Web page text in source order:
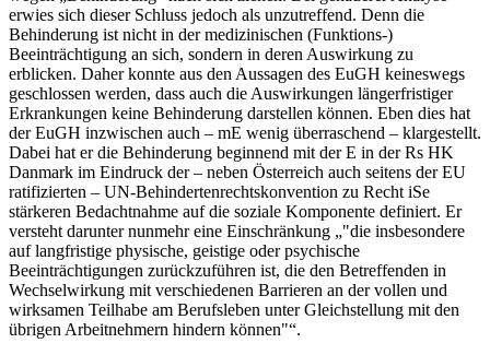
erwies sich dieser Schluss jedoch als unzutreffend. Denn die
Behinderung ist nicht in der medizinischen (Funktions-)
Beeinträchtigung an sich, sondern in deren Auswirkung zu
erblicken. Daher konnte aus den Aussagen des EuGH keineswegs
geschlossen werden, dass auch die Auswirkungen längerfristiger
Erkrankungen keine Behinderung darstellen können. Eben dies hat
der EuGH inzwischen auch – mE wenig überraschend – klargestellt.
Dabei hat er die Behinderung beginnend mit der E in der Rs HK
Danmark im Eindruck der – neben Österreich auch seitens der EU
ratifizierten – UN-Behindertenrechtskonvention zu Recht iSe
stärkeren Bedachtnahme auf die soziale Komponente definiert. Er
versteht darunter nunmehr eine Einschränkung „ die insbesondere
auf langfristige physische, geistige oder psychische
Beeinträchtigungen zurückzuführen ist, die den Betreffenden in
Wechselwirkung mit verschiedenen Barrieren an der vollen und
wirksamen Teilhabe am Berufsleben unter Gleichstellung mit den
übrigen Arbeitnehmern hindern können “.